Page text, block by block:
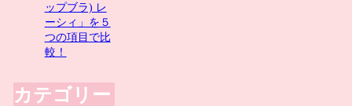
ップブラ) レ
ーシィ」を５
つの項目で比
較！
カテゴリー